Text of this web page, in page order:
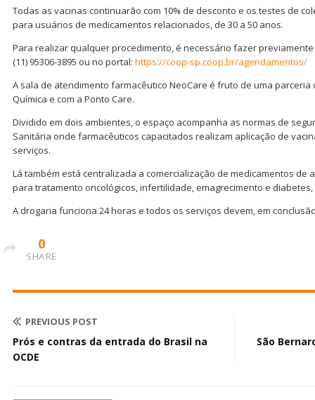
Todas as vacinas continuarão com 10% de desconto e os testes de
para usuários de medicamentos relacionados, de 30 a 50 anos.
Para realizar qualquer procedimento, é necessário fazer
(11) 95306-3895 ou no portal: https://coop-sp.coop.br/agendamentos/
A sala de atendimento farmacêutico NeoCare é fruto de uma parceria
Química e com a Ponto Care.
Dividido em dois ambientes, o espaço acompanha as normas de
Sanitária onde farmacêuticos capacitados realizam aplicação de
serviços.
Lá também está centralizada a comercialização de medicamentos de
para tratamento oncológicos, infertilidade, emagrecimento e
A drogaria funciona 24 horas e todos os serviços devem, em
0
SHARE
PREVIOUS POST
Prós e contras da entrada do Brasil na
OCDE
São